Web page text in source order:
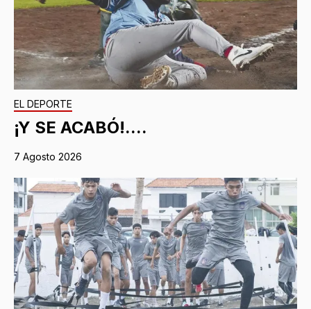
EL DEPORTE
¡Y SE ACABÓ!....
7 Agosto 2026